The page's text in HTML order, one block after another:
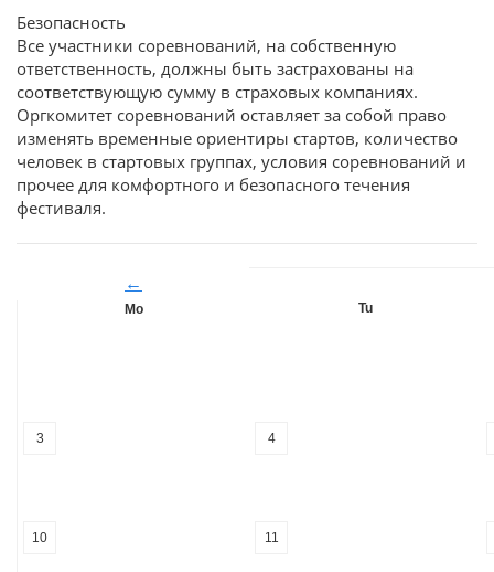
Безопасность
Все участники соревнований, на собственную
ответственность, должны быть застрахованы на
соответствующую сумму в страховых компаниях.
Оргкомитет соревнований оставляет за собой право
изменять временные ориентиры стартов, количество
человек в стартовых группах, условия соревнований и
прочее для комфортного и безопасного течения
фестиваля.
←
Mo Tu
3 4
10 11